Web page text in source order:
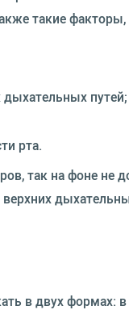
такие факторы,
дыхательных путей;
рта.
так на фоне не
в двух формах: